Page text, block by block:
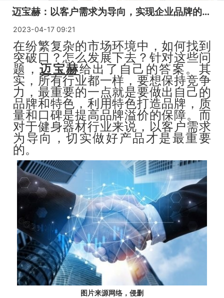
迈宝赫：以客户需求为导向，实现企业品牌的长久发展
2023-04-17 09:21
在纷繁复杂的市场环境中，如何找到
突破口？怎么发展下去？针对这些问
题，迈宝赫给出了自己的答案。其
实，所有行业都一样，要想保持竞争
力，最重要的一点就是要做出自己的
品牌和特色，利用特色打造品牌，质
量和口碑是提高品牌溢价的保障。而
对于健身器材行业来说，以客户需求
为导向，切实做好产品才是最重要
的。
图片来源网络，侵删